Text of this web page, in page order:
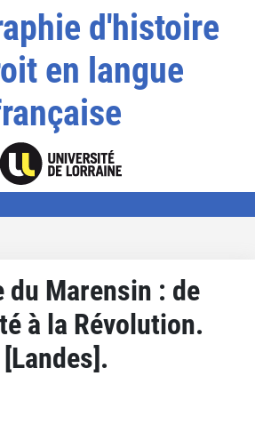
d'histoire
en langue
Marensin : de
à la Révolution.
[Landes].